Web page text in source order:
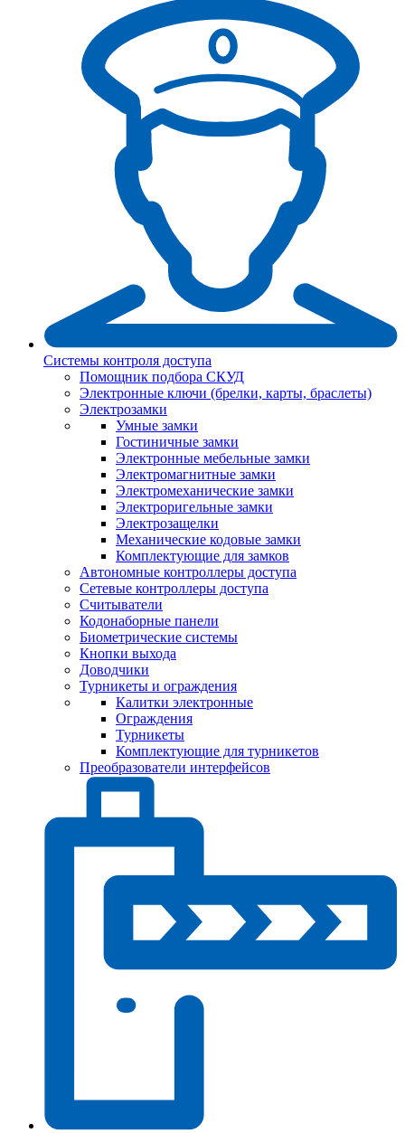
Системы контроля доступа
Помощник подбора СКУД
Электронные ключи (брелки, карты, браслеты)
Электрозамки
Умные замки
Гостиничные замки
Электронные мебельные замки
Электромагнитные замки
Электромеханические замки
Электроригельные замки
Электрозащелки
Механические кодовые замки
Комплектующие для замков
Автономные контроллеры доступа
Сетевые контроллеры доступа
Считыватели
Кодонаборные панели
Биометрические системы
Кнопки выхода
Доводчики
Турникеты и ограждения
Калитки электронные
Ограждения
Турникеты
Комплектующие для турникетов
Преобразователи интерфейсов